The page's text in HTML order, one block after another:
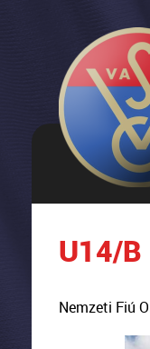
U14/B
Nemzeti Fiú